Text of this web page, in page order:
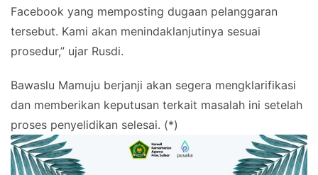
Facebook yang memposting dugaan pelanggaran
tersebut. Kami akan menindaklanjutinya sesuai
prosedur,” ujar Rusdi.
Bawaslu Mamuju berjanji akan segera mengklarifikasi
dan memberikan keputusan terkait masalah ini setelah
proses penyelidikan selesai. (*)